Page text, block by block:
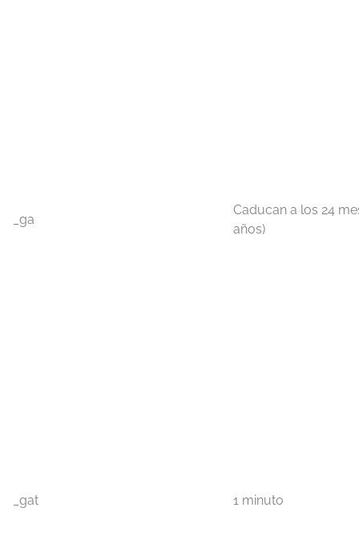
_ga
Caducan a los 24
años)
_gat 1 minuto